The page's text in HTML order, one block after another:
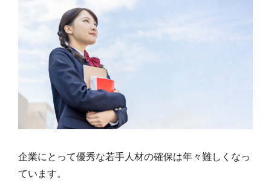
企業にとって優秀な若手人材の確保は年々難しくなっ
ています。